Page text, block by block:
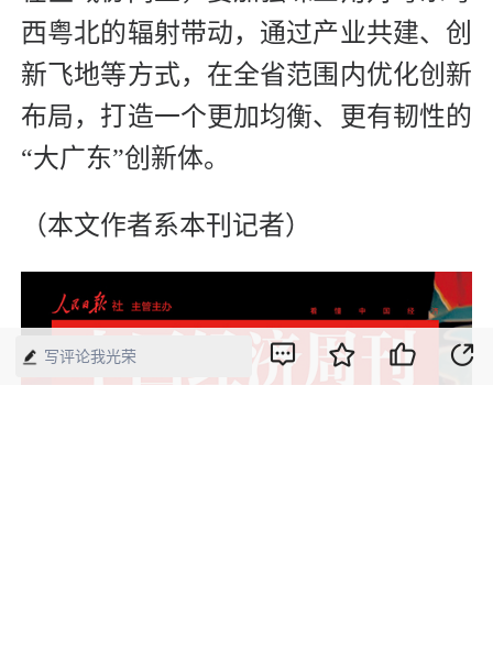
西粤北的辐射带动，通过产业共建、创
新飞地等方式，在全省范围内优化创新
布局，打造一个更加均衡、更有韧性的
“大广东”创新体。
（本文作者系本刊记者）
写评论我光荣